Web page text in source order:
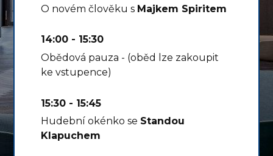
O novém člověku s Majkem Spiritem
14:00 - 15:30
Obědová pauza - (oběd lze zakoupit
ke vstupence)
15:30 - 15:45
Hudební okénko se Standou
Klapuchem